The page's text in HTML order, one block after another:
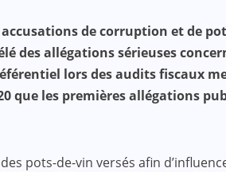
de corruption et de
des allégations sérieuses
lors des audits fiscaux
que les premières allégations
pots-de-vin versés afin